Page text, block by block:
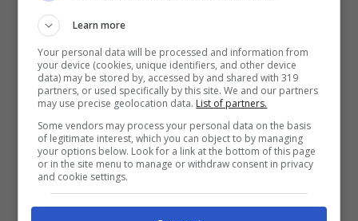
BATALJè un feroce gioco di strategia
d’azione a turni online in cui dovrai affrontare
altri giocatori in battaglie uno contro uno con
la tua squadra personalizzata. Abilità e
giocate intelligenti decidono chi esce
vittorioso. Con diversi meccanismi unici e uno
stile artistico pieno d’azione,
nuova aggiunta al genere strategico basato
Learn more
Your personal data will be processed and information from
your device (cookies, unique identifiers, and other device
data) may be stored by, accessed by and shared with 319
partners, or used specifically by this site. We and our partners
may use precise geolocation data. List of partners.
Some vendors may process your personal data on the basis
of legitimate interest, which you can object to by managing
your options below. Look for a link at the bottom of this page
or in the site menu to manage or withdraw consent in privacy
and cookie settings.